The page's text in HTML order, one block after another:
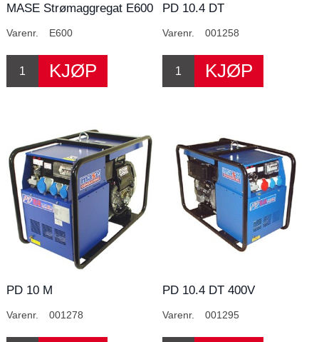
MASE Strømaggregat E600
Varenr. E600
PD 10.4 DT
Varenr. 001258
PD 10 M
Varenr. 001278
PD 10.4 DT 400V
Varenr. 001295